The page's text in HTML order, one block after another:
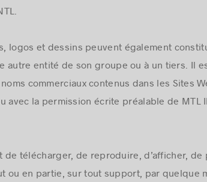
logos et dessins peuvent également
autre entité de son groupe ou à un tiers. Il
commerciaux contenus dans les Sites
avec la permission écrite préalable de MTL
télécharger, de reproduire, d’afficher,
ou en partie, sur tout support, par quelque